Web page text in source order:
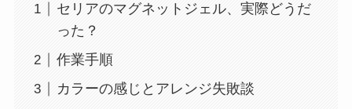
セリアのマグネットジェル、実際どうだ
った？
作業手順
カラーの感じとアレンジ失敗談